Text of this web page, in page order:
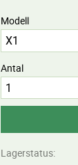
Modell
Antal
Lagerstatus